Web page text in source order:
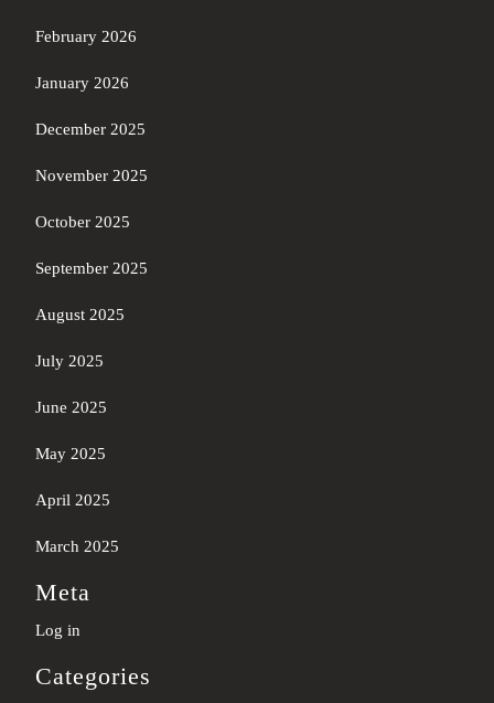
February 2026
January 2026
December 2025
November 2025
October 2025
September 2025
August 2025
July 2025
June 2025
May 2025
April 2025
March 2025
Meta
Log in
Categories